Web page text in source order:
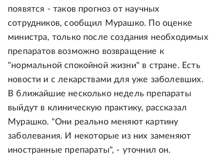
появятся - таков прогноз от научных
сотрудников, сообщил Мурашко. По оценке
министра, только после создания необходимых
препаратов возможно возвращение к
"нормальной спокойной жизни" в стране. Есть
новости и с лекарствами для уже заболевших.
В ближайшие несколько недель препараты
выйдут в клиническую практику, рассказал
Мурашко. "Они реально меняют картину
заболевания. И некоторые из них заменяют
иностранные препараты", - уточнил он.